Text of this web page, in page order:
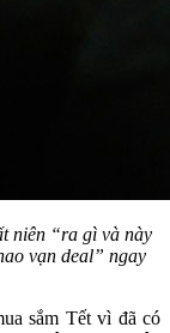
niên “ra gì và này
vạn deal” ngay
sắm Tết vì đã có